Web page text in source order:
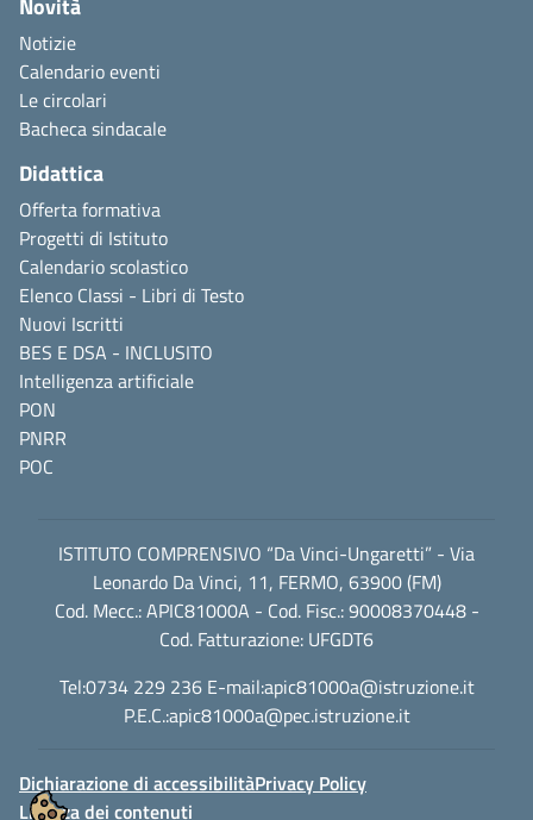
Novità
Notizie
Calendario eventi
Le circolari
Bacheca sindacale
Didattica
Offerta formativa
Progetti di Istituto
Calendario scolastico
Elenco Classi - Libri di Testo
Nuovi Iscritti
BES E DSA - INCLUSITO
Intelligenza artificiale
PON
PNRR
POC
ISTITUTO COMPRENSIVO “Da Vinci-Ungaretti” - Via
Leonardo Da Vinci, 11, FERMO, 63900 (FM)
Cod. Mecc.: APIC81000A - Cod. Fisc.: 90008370448 -
Cod. Fatturazione: UFGDT6
Tel:0734 229 236 E-mail:apic81000a@istruzione.it
P.E.C.:apic81000a@pec.istruzione.it
Dichiarazione di accessibilitàPrivacy Policy
Licenza dei contenuti